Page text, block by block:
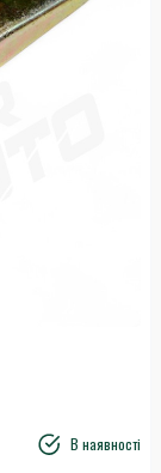
В наявності